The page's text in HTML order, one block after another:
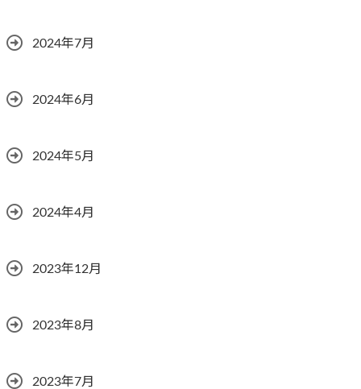
2024年7月
2024年6月
2024年5月
2024年4月
2023年12月
2023年8月
2023年7月